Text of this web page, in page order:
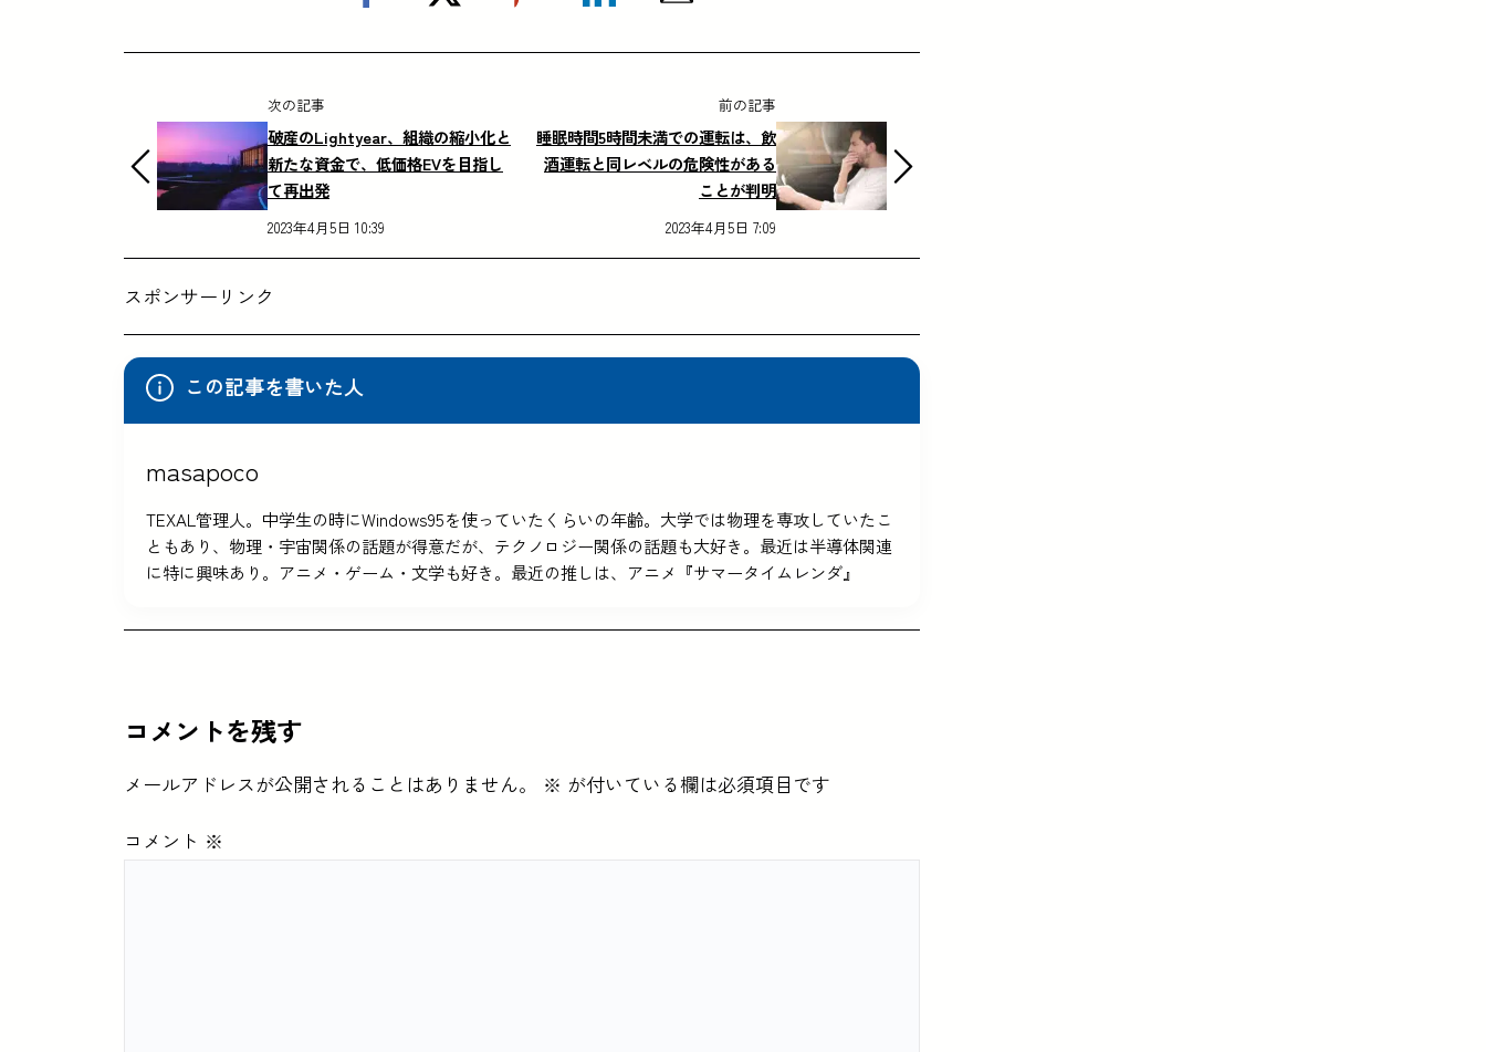
次の記事
破産のLightyear、組織の縮小化と
新たな資金で、低価格EVを目指し
て再出発
2023年4月5日 10:39
前の記事
睡眠時間5時間未満での運転は、飲
酒運転と同レベルの危険性がある
ことが判明
2023年4月5日 7:09
スポンサーリンク
この記事を書いた人
masapoco
TEXAL管理人。中学生の時にWindows95を使っていたくらいの年齢。大学では物理を専攻していたこ
ともあり、物理・宇宙関係の話題が得意だが、テクノロジー関係の話題も大好き。最近は半導体関連
に特に興味あり。アニメ・ゲーム・文学も好き。最近の推しは、アニメ『サマータイムレンダ』
コメントを残す
メールアドレスが公開されることはありません。 ※ が付いている欄は必須項目です
コメント ※